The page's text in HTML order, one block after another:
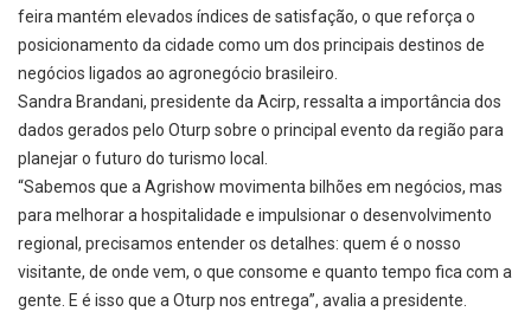
feira mantém elevados índices de satisfação, o que reforça o
posicionamento da cidade como um dos principais destinos de
negócios ligados ao agronegócio brasileiro.
Sandra Brandani, presidente da Acirp, ressalta a importância dos
dados gerados pelo Oturp sobre o principal evento da região para
planejar o futuro do turismo local.
“Sabemos que a Agrishow movimenta bilhões em negócios, mas
para melhorar a hospitalidade e impulsionar o desenvolvimento
regional, precisamos entender os detalhes: quem é o nosso
visitante, de onde vem, o que consome e quanto tempo fica com a
gente. E é isso que a Oturp nos entrega”, avalia a presidente.